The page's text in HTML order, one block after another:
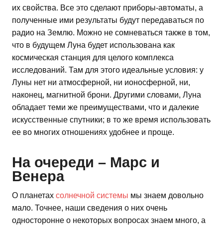
их свойства. Все это сделают приборы-автоматы, а
полученные ими результаты будут передаваться по
радио на Землю. Можно не сомневаться также в том,
что в будущем Луна будет использована как
космическая станция для целого комплекса
исследований. Там для этого идеальные условия: у
Луны нет ни атмосферной, ни ионосферной, ни,
наконец, магнитной брони. Другими словами, Луна
обладает теми же преимуществами, что и далекие
искусственные спутники; в то же время использовать
ее во многих отношениях удобнее и проще.
На очереди – Марс и
Венера
О планетах солнечной системы мы знаем довольно
мало. Точнее, наши сведения о них очень
односторонне о некоторых вопросах знаем много, а